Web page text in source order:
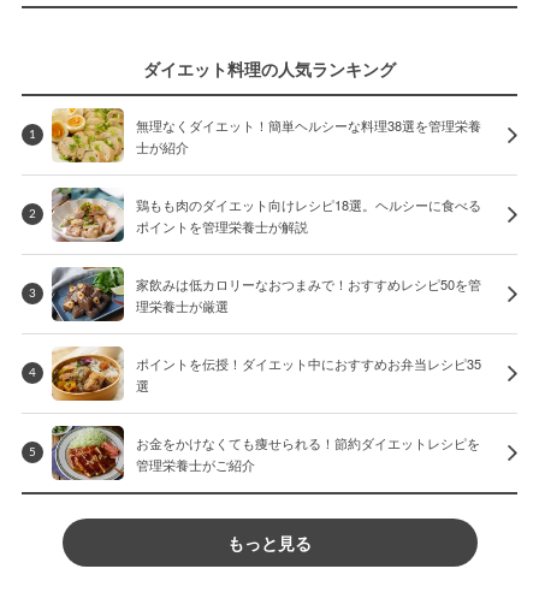
ダイエット料理の人気ランキング
1
無理なくダイエット！簡単ヘルシーな料理38選を管理栄養
士が紹介
2
鶏もも肉のダイエット向けレシピ18選。ヘルシーに食べる
ポイントを管理栄養士が解説
3
家飲みは低カロリーなおつまみで！おすすめレシピ50を管
理栄養士が厳選
4
ポイントを伝授！ダイエット中におすすめお弁当レシピ35
選
5
お金をかけなくても痩せられる！節約ダイエットレシピを
管理栄養士がご紹介
もっと見る